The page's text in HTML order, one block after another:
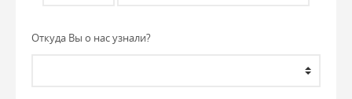
Откуда Вы о нас узнали?